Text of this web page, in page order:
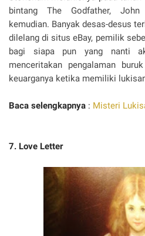
bintang The Godfather,
kemudian. Banyak desas-desus
dilelang di situs eBay, pemilik
bagi siapa pun yang nanti
menceritakan pengalaman
keuarganya ketika memiliki
Baca selengkapnya : Misteri
7. Love Letter